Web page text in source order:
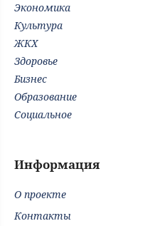
Экономика
Культура
ЖКХ
Здоровье
Бизнес
Образование
Социальное
Информация
О проекте
Контакты